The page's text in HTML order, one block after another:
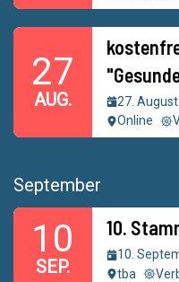
27
AUG.
27.
Online
September
10
SEP.
10.
10.
tba